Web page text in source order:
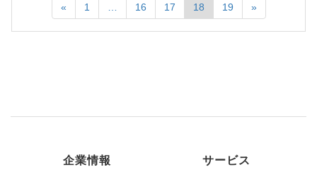
« 1 16 17 18 19 »
企業情報 サービス